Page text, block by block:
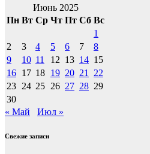
Июнь 2025
Пн Вт Ср Чт Пт Сб Вс
1
2
3 4 5 6 7
8
9
10 11 12 13 14 15
16 17 18 19 20 21
22
23 24 25 26 27 28 29
30
« Май
Июл »
Свежие записи